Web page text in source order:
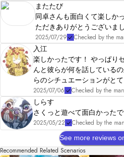
またたび
同卓さんも面白くて楽しか
ただきありがとうございま
2025/07/29 Checked by the
入江
楽しかったです！ やっぱり
んと彼らが何を話している
らのシチュエーションがと
2025/07/06 Checked by the
しらす
さくっと遊べて面白かったで
2025/05/22 Checked by the
See more reviews
Recommended Related Scenarios